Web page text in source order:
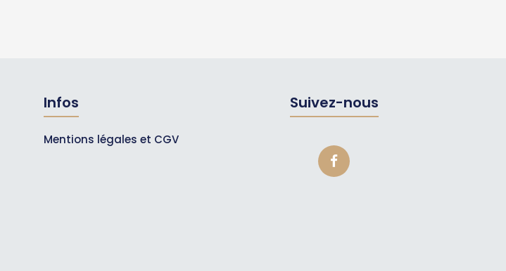
Infos
Mentions légales et CGV
Suivez-nous